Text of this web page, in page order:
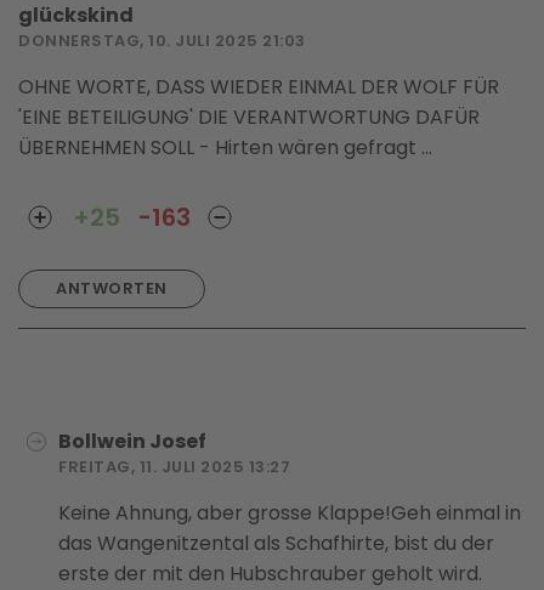
glückskind
DONNERSTAG, 10. JULI 2025 21:03
OHNE WORTE, DASS WIEDER EINMAL DER WOLF FÜR
'EINE BETEILIGUNG' DIE VERANTWORTUNG DAFÜR
ÜBERNEHMEN SOLL - Hirten wären gefragt ...
ANTWORTEN
+25 -163
Bollwein Josef
FREITAG, 11. JULI 2025 13:27
Keine Ahnung, aber grosse Klappe!Geh einmal in
das Wangenitzental als Schafhirte, bist du der
erste der mit den Hubschrauber geholt wird.